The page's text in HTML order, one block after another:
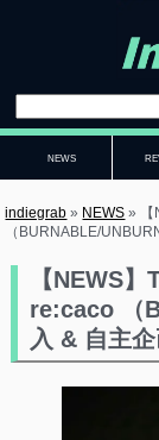
NEWS
indiegrab » NEWS »
（BURNABLE/
【NEWS
re:caco （
入 & 自主